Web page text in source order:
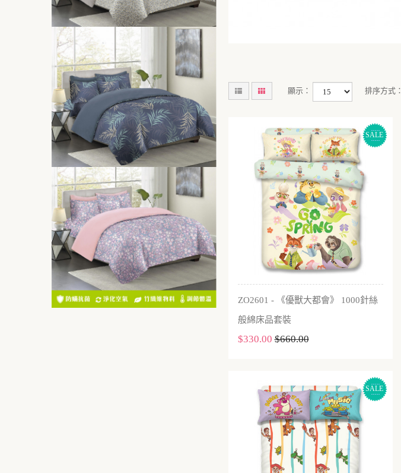
排序方式：
顯示：
SALE
ZO2601 - 《優獸大都會》 1000針絲
般綿床品套裝
$330.00 $660.00
加入購物車
SALE